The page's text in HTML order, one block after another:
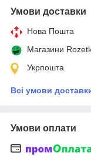
Умови доставки
Нова Пошта
Магазини
Укрпошта
Всі умови
Умови оплати